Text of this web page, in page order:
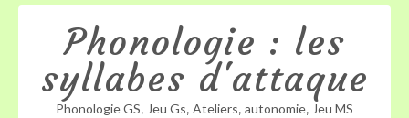
Phonologie : les
syllabes d'attaque
Phonologie GS, Jeu Gs, Ateliers, autonomie, Jeu MS